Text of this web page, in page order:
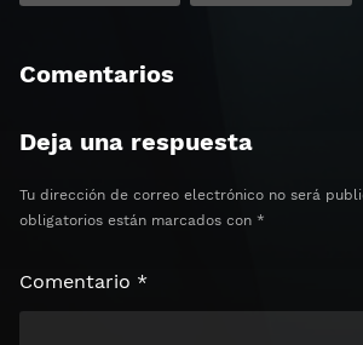
Comentarios
Deja una respuesta
Tu dirección de correo electrónico no será
obligatorios están marcados con *
Comentario *